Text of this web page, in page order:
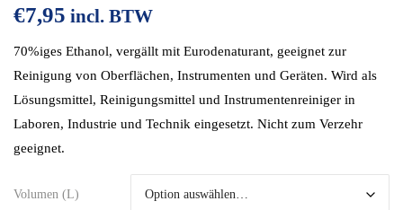
basierend
auf
rtungen
€7,95 incl. BTW
70%iges Ethanol, vergällt mit Eurodenaturant, geeignet zur
Reinigung von Oberflächen, Instrumenten und Geräten. Wird als
Lösungsmittel, Reinigungsmittel und Instrumentenreiniger in
Laboren, Industrie und Technik eingesetzt. Nicht zum Verzehr
geeignet.
Volumen (L)